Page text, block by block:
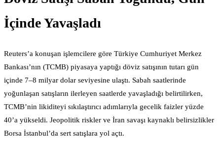
İçinde Yavaşladı
Reuters’a konuşan işlemcilere göre Türkiye Cumhuriyet Merkez
Bankası’nın (TCMB) piyasaya yaptığı döviz satışının tutarı gün
içinde 7–8 milyar dolar seviyesine ulaştı. Sabah saatlerinde
yoğunlaşan satışların ilerleyen saatlerde yavaşladığı belirtilirken,
TCMB’nin likiditeyi sıkılaştırıcı adımlarıyla gecelik faizler yüzde
40’a yükseldi. Jeopolitik riskler ve İran savaşı kaynaklı belirsizlikler
Borsa İstanbul’da sert satışlara yol açtı.